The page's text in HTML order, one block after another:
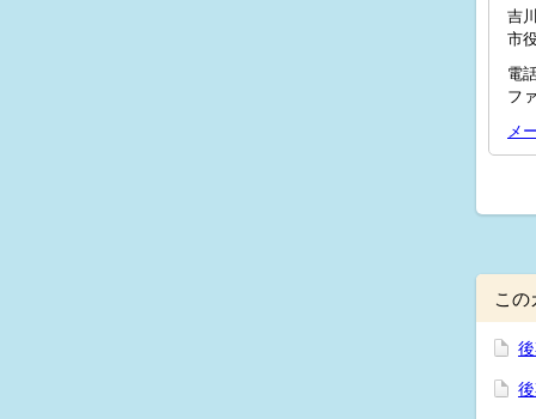
吉
市
電
フ
メ
この